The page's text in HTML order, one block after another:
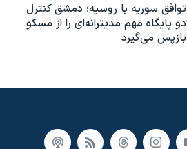
توافق سوریه با روسیه؛ دمشق کنترل
دو پایگاه مهم مدیترانه‌ای را از مسکو
بازپس می‌گیرد